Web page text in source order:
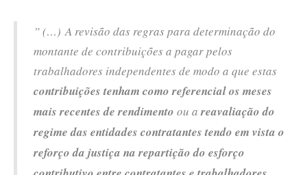
” (…) A revisão das regras para determinação do
montante de contribuições a pagar pelos
trabalhadores independentes de modo a que estas
contribuições tenham como referencial os meses
mais recentes de rendimento ou areavaliação do
regime das entidades contratantes tendo em vista o
reforço da justiça na repartição do esforço